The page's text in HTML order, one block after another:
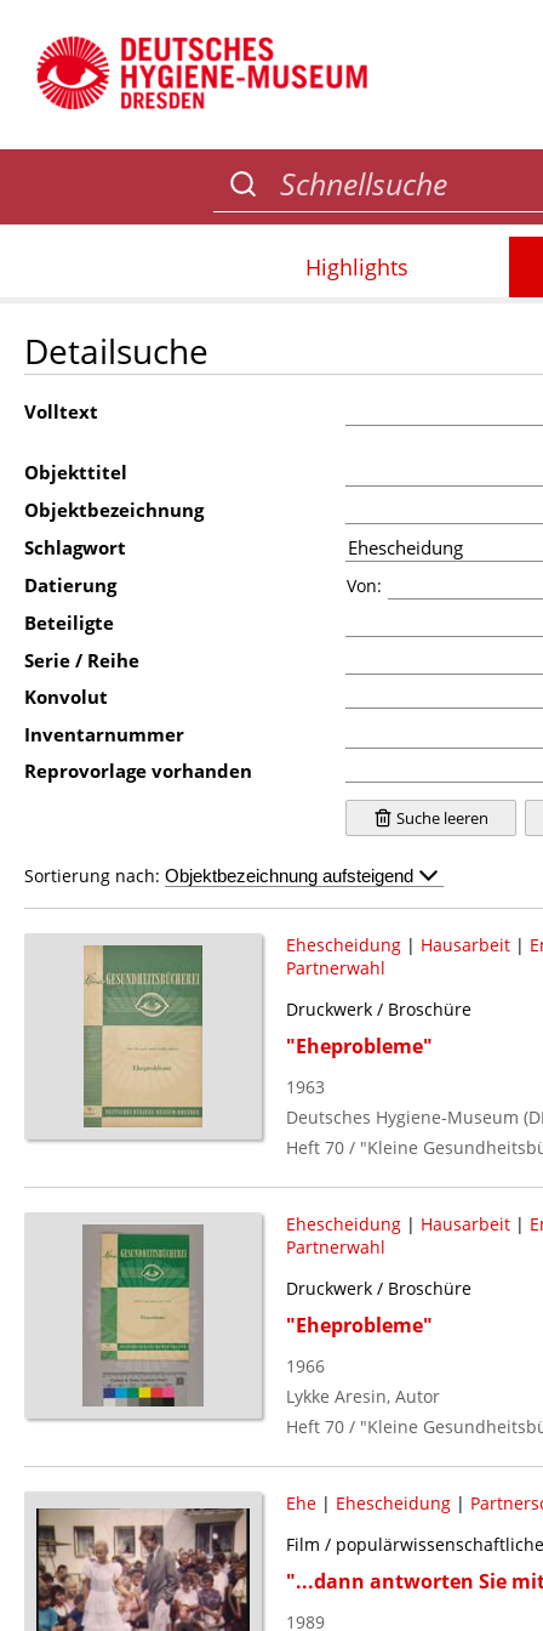
Highlights
Detailsuche
Volltext
Objekttitel
Objektbezeichnung
Schlagwort
Datierung
Von:
Beteiligte
Serie / Reihe
Konvolut
Inventarnummer
Reprovorlage vorhanden
Suche leeren
Sortierung nach:
Ehescheidung| Hausarbeit|
Partnerwahl
Druckwerk / Broschüre
"Eheprobleme"
1963
Deutsches Hygiene-Museum
Heft 70 / "Kleine
Ehescheidung| Hausarbeit|
Partnerwahl
Druckwerk / Broschüre
"Eheprobleme"
1966
Lykke Aresin, Autor
Heft 70 / "Kleine
Ehe| Ehescheidung|
Film /
"...dann antworten Sie
1989